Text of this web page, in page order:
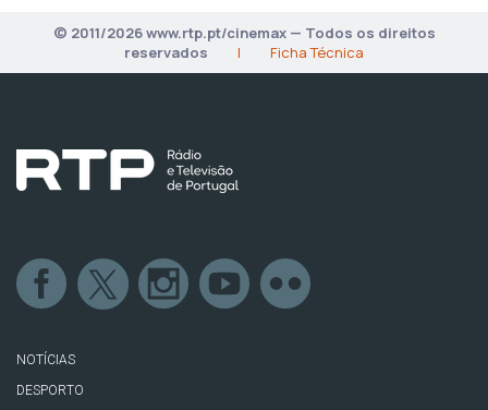
© 2011/2026 www.rtp.pt/cinemax — Todos os direitos
reservados
| Ficha Técnica
NOTÍCIAS
DESPORTO